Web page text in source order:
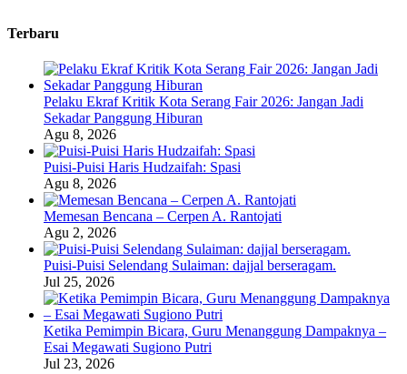
Terbaru
Pelaku Ekraf Kritik Kota Serang Fair 2026: Jangan Jadi
Sekadar Panggung Hiburan
Agu 8, 2026
Puisi-Puisi Haris Hudzaifah: Spasi
Agu 8, 2026
Memesan Bencana – Cerpen A. Rantojati
Agu 2, 2026
Puisi-Puisi Selendang Sulaiman: dajjal berseragam.
Jul 25, 2026
Ketika Pemimpin Bicara, Guru Menanggung Dampaknya –
Esai Megawati Sugiono Putri
Jul 23, 2026